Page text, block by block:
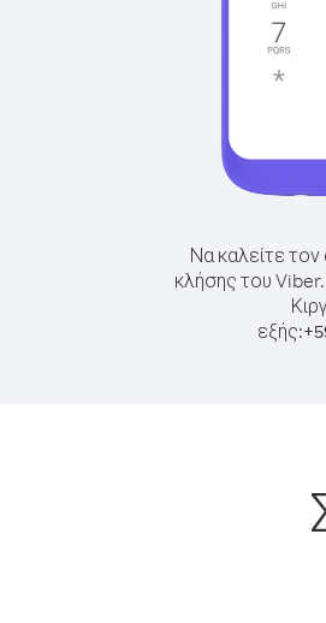
Να καλείτε
κλήσης του Viber.
εξής:+